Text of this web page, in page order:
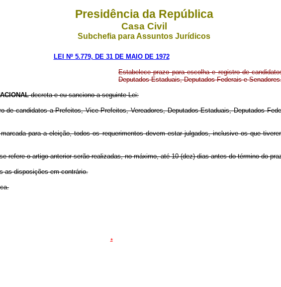
Presidência da República
Casa Civil
Subchefia para Assuntos Jurídicos
LEI Nº 5.779, DE 31 DE MAIO DE 1972
Estabelece prazo para escolha e registro de
Deputados Estaduais, Deputados Federais e
decreta e eu sanciono a seguinte Lei:
de candidatos a Prefeitos, Vice-Prefeitos, Vereadores, Deputados Estaduais, Deputados
para a eleição, todos os requerimentos devem estar julgados, inclusive os que
refere o artigo anterior serão realizadas, no máximo, até 10 (dez) dias antes do término do
as disposições em contrário.
*